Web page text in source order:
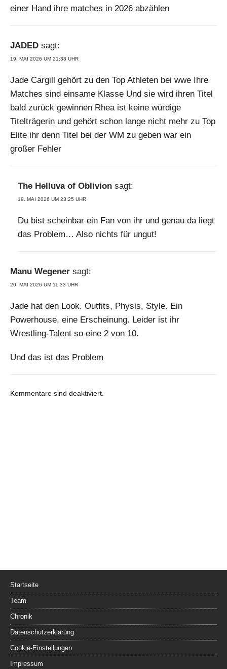
einer Hand ihre matches in 2026 abzählen
JADED sagt:
19. MAI 2026 UM 21:38 UHR
Jade Cargill gehört zu den Top Athleten bei wwe Ihre
Matches sind einsame Klasse Und sie wird ihren Titel
bald zurück gewinnen Rhea ist keine würdige
Titelträgerin und gehört schon lange nicht mehr zu Top
Elite ihr denn Titel bei der WM zu geben war ein
großer Fehler
The Helluva of Oblivion sagt:
19. MAI 2026 UM 23:25 UHR
Du bist scheinbar ein Fan von ihr und genau da liegt
das Problem… Also nichts für ungut!
Manu Wegener sagt:
20. MAI 2026 UM 11:33 UHR
Jade hat den Look. Outfits, Physis, Style. Ein
Powerhouse, eine Erscheinung. Leider ist ihr
Wrestling-Talent so eine 2 von 10.
Und das ist das Problem
Kommentare sind deaktiviert.
Startseite
Team
Chronik
Datenschutzerklärung
Cookie-Einstellungen
Impressum